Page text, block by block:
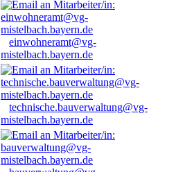
einwohneramt@vg-
mistelbach.bayern.de
technische.bauverwaltung@vg-
mistelbach.bayern.de